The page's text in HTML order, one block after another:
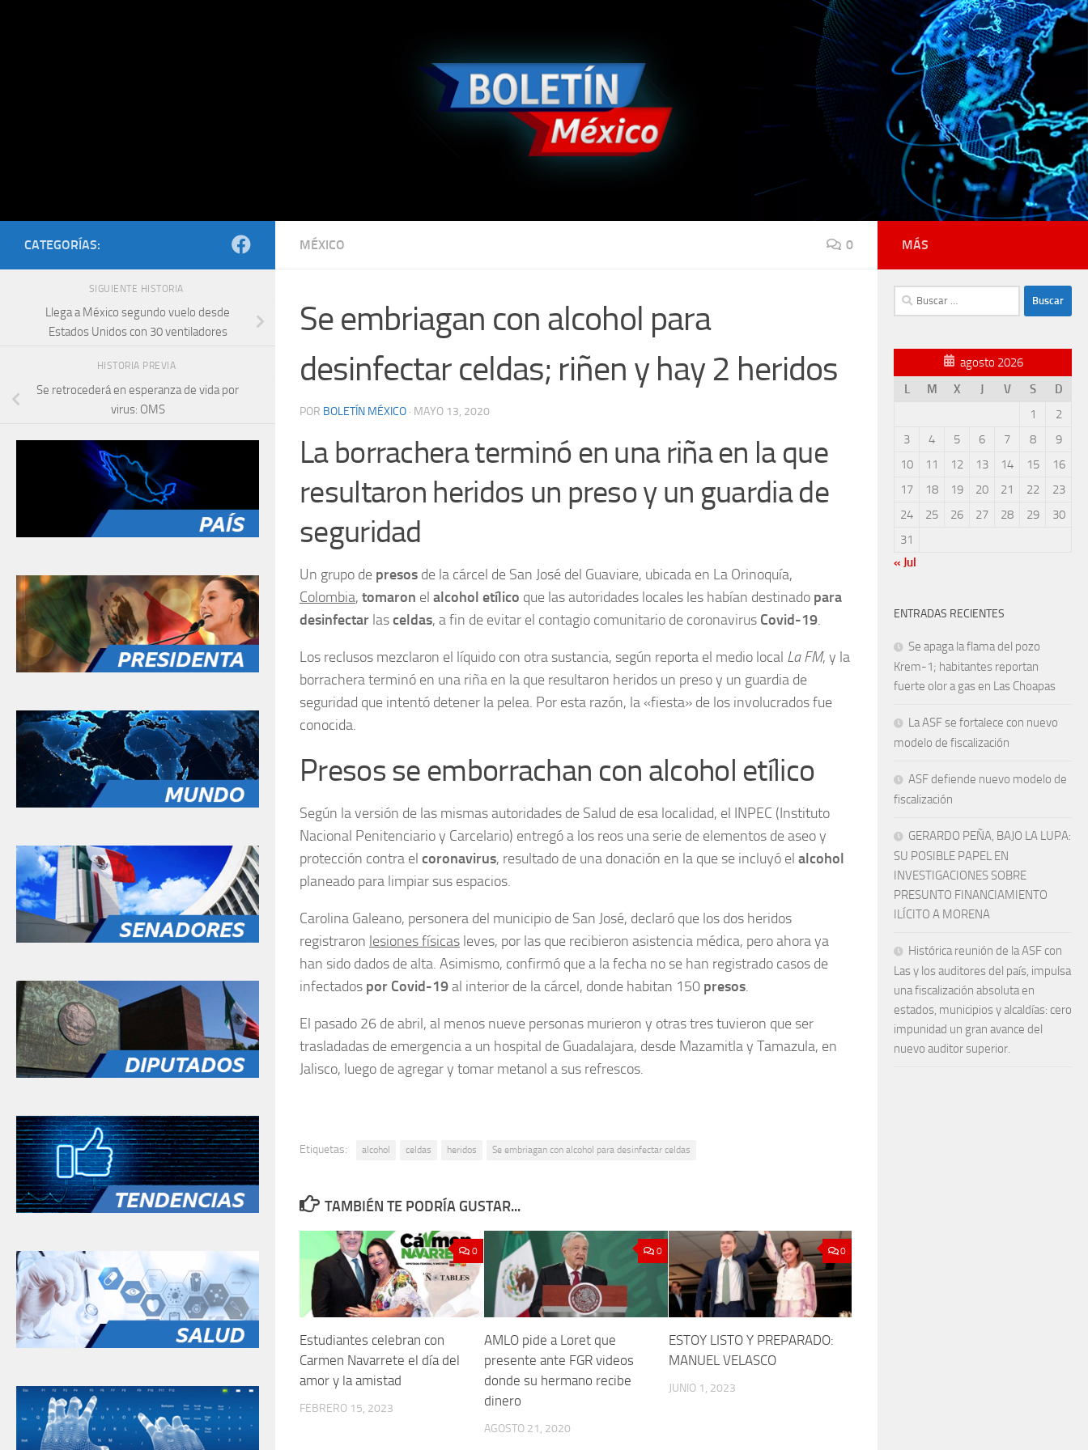
MÉXICO 0
Se embriagan con alcohol para
desinfectar celdas; riñen y hay 2 heridos
POR BOLETÍN MÉXICO · MAYO 13, 2020
La borrachera terminó en una riña en la que
resultaron heridos un preso y un guardia de
seguridad
Un grupo de presos de la cárcel de San José del Guaviare, ubicada en La Orinoquía,
Colombia, tomaron el alcohol etílico que las autoridades locales les habían destinado para
desinfectar lasceldas, a fin de evitar el contagio comunitario de coronavirus Covid-19.
Los reclusos mezclaron el líquido con otra sustancia, según reporta el medio local La FM, y la
borrachera terminó en una riña en la que resultaron heridos un preso y un guardia de
seguridad que intentó detener la pelea. Por esta razón, la «fiesta» de los involucrados fue
conocida.
Presos se emborrachan con alcohol etílico
Según la versión de las mismas autoridades de Salud de esa localidad, el INPEC (Instituto
Nacional Penitenciario y Carcelario) entregó a los reos una serie de elementos de aseo y
protección contra el coronavirus, resultado de una donación en la que se incluyó el alcohol
planeado para limpiar sus espacios.
Carolina Galeano, personera del municipio de San José, declaró que los dos heridos
registraron lesiones físicas leves, por las que recibieron asistencia médica, pero ahora ya
han sido dados de alta. Asimismo, confirmó que a la fecha no se han registrado casos de
infectados por Covid-19al interior de la cárcel, donde habitan 150 presos.
El pasado 26 de abril, al menos nueve personas murieron y otras tres tuvieron que ser
trasladadas de emergencia a un hospital de Guadalajara, desde Mazamitla y Tamazula, en
Jalisco, luego de agregar y tomar metanol a sus refrescos.
Etiquetas: alcohol celdas heridos Se embriagan con alcohol para desinfectar celdas
TAMBIÉN TE PODRÍA GUSTAR...
0
Estudiantes celebran con
Carmen Navarrete el día del
amor y la amistad
FEBRERO 15, 2023
0
AMLO pide a Loret que
presente ante FGR videos
donde su hermano recibe
dinero
AGOSTO 21, 2020
0
ESTOY LISTO Y PREPARADO:
MANUEL VELASCO
JUNIO 1, 2023
CATEGORÍAS:
SIGUIENTE HISTORIA
Llega a México segundo vuelo desde
Estados Unidos con 30 ventiladores
HISTORIA PREVIA
Se retrocederá en esperanza de vida por
virus: OMS
MÁS
Buscar:
agosto 2026
L
M X J V S
D
1
2
3
4 5 6 7 8
9
10
11 12 13 14 15
16
17
18 19 20 21 22
23
24
25 26 27 28 29
30
31
« Jul
ENTRADAS RECIENTES
Se apaga la flama del pozo
Krem-1; habitantes reportan
fuerte olor a gas en Las Choapas
La ASF se fortalece con nuevo
modelo de fiscalización
ASF defiende nuevo modelo de
fiscalización
GERARDO PEÑA, BAJO LA LUPA:
SU POSIBLE PAPEL EN
INVESTIGACIONES SOBRE
PRESUNTO FINANCIAMIENTO
ILÍCITO A MORENA
Histórica reunión de la ASF con
Las y los auditores del país, impulsa
una fiscalización absoluta en
estados, municipios y alcaldías: cero
impunidad un gran avance del
nuevo auditor superior.